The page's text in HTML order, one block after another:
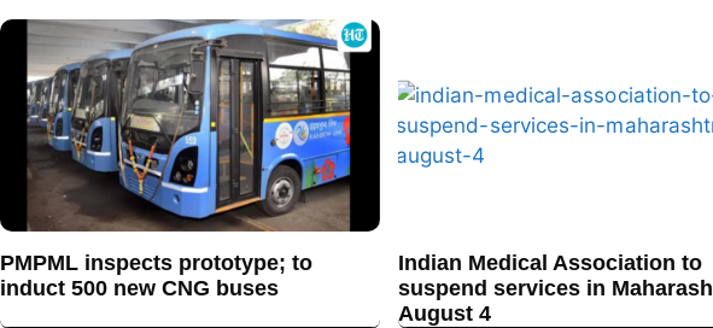
PMPML inspects prototype; to
induct 500 new CNG buses
Indian Medical Association to
suspend services in
August 4